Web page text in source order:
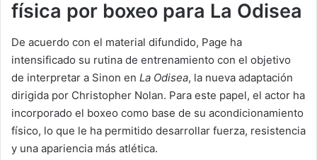
física por boxeo para La Odisea
De acuerdo con el material difundido, Page ha
intensificado su rutina de entrenamiento con el objetivo
de interpretar a Sinon en La Odisea, la nueva adaptación
dirigida por Christopher Nolan. Para este papel, el actor ha
incorporado el boxeo como base de su acondicionamiento
físico, lo que le ha permitido desarrollar fuerza, resistencia
y una apariencia más atlética.